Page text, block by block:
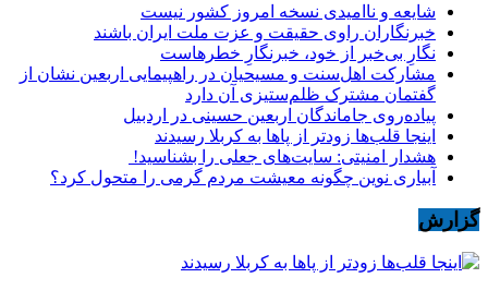
شایعه و ناامیدی نسخه امروز کشور نیست
خبرنگاران راوی حقیقت و عزت ملت ایران باشند
نگارِ بی‌خبر از خود، خبرنگارِ خطرهاست
مشارکت اهل‌سنت و مسیحیان در راهپیمایی اربعین نشان از
گفتمان مشترک ظلم‌ستیزی آن دارد
پیاده‌روی جاماندگان اربعین حسینی در اردبیل
اینجا قلب‌ها زودتر از پاها به کربلا رسیدند
هشدار امنیتی: سایت‌های جعلی را بشناسید!
آبیاری نوین چگونه معیشت مردم گرمی را متحول کرد؟
گزارش